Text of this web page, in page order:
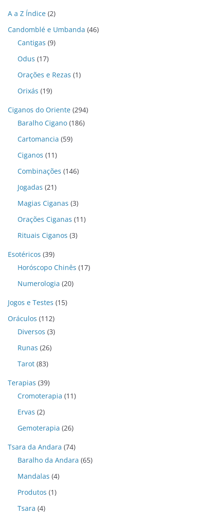
A a Z Índice (2)
Candomblé e Umbanda (46)
Cantigas (9)
Odus (17)
Orações e Rezas (1)
Orixás (19)
Ciganos do Oriente (294)
Baralho Cigano (186)
Cartomancia (59)
Ciganos (11)
Combinações (146)
Jogadas (21)
Magias Ciganas (3)
Orações Ciganas (11)
Rituais Ciganos (3)
Esotéricos (39)
Horóscopo Chinês (17)
Numerologia (20)
Jogos e Testes (15)
Oráculos (112)
Diversos (3)
Runas (26)
Tarot (83)
Terapias (39)
Cromoterapia (11)
Ervas (2)
Gemoterapia (26)
Tsara da Andara (74)
Baralho da Andara (65)
Mandalas (4)
Produtos (1)
Tsara (4)